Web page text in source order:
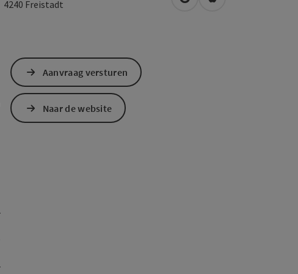
4240 Freistadt Openen in Google Maps
Openen in Apple
Aanvraag versturen
Naar de website